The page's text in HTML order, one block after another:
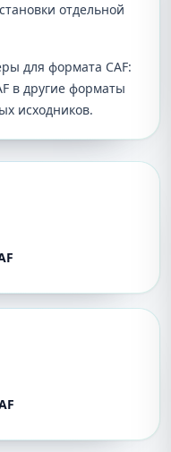
отдельной
для формата CAF:
в другие форматы
исходников.